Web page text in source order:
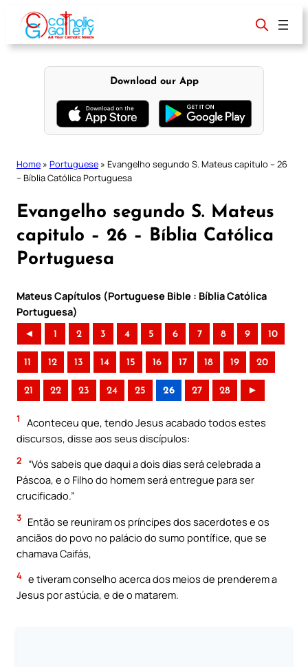
content
Download our App
Home » Portuguese » Evangelho segundo S. Mateus capitulo – 26
– Bíblia Católica Portuguesa
Evangelho segundo S. Mateus
capitulo – 26 – Bíblia Católica
Portuguesa
Mateus Capítulos (Portuguese Bible : Bíblia Católica
Portuguesa)
◄ 1 2 3 4 5 6 7 8 9 10
11 12 13 14 15 16 17 18 19 20
21 22 23 24 25 26 27 28 ►
1
Aconteceu que, tendo Jesus acabado todos estes
discursos, disse aos seus discípulos:
2
“Vós sabeis que daqui a dois dias será celebrada a
Páscoa, e o Filho do homem será entregue para ser
crucificado.”
3 Então se reuniram os príncipes dos sacerdotes e os
anciãos do povo no palácio do sumo pontífice, que se
chamava Caifás,
4 e tiveram conselho acerca dos meios de prenderem a
Jesus por astúcia, e de o matarem.